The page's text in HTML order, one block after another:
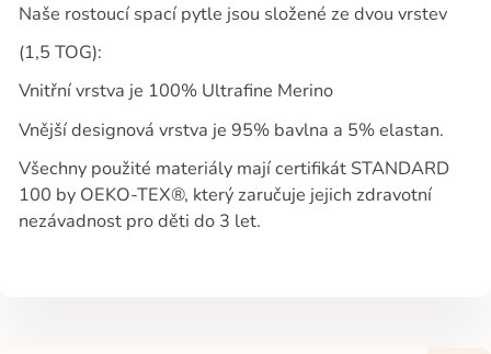
Naše rostoucí spací pytle jsou složené ze dvou vrstev
(1,5 TOG):
Vnitřní vrstva je 100% Ultrafine Merino
Vnější designová vrstva je 95% bavlna a 5% elastan.
Všechny použité materiály mají certifikát STANDARD
100 by OEKO-TEX®, který zaručuje jejich zdravotní
nezávadnost pro děti do 3 let.